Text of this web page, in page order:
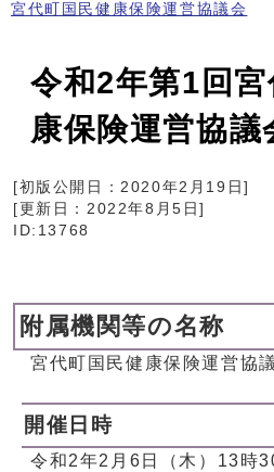
宮代町国民健康保険運営協議会
令和2年第1回
康保険運営協議
[初版公開日：2020年2月19日]
[更新日： 2022年8月5日]
ID:13768
附属機関等の名称
宮代町国民健康保険運営協
開催日時
令和2年2月6日（木）13時